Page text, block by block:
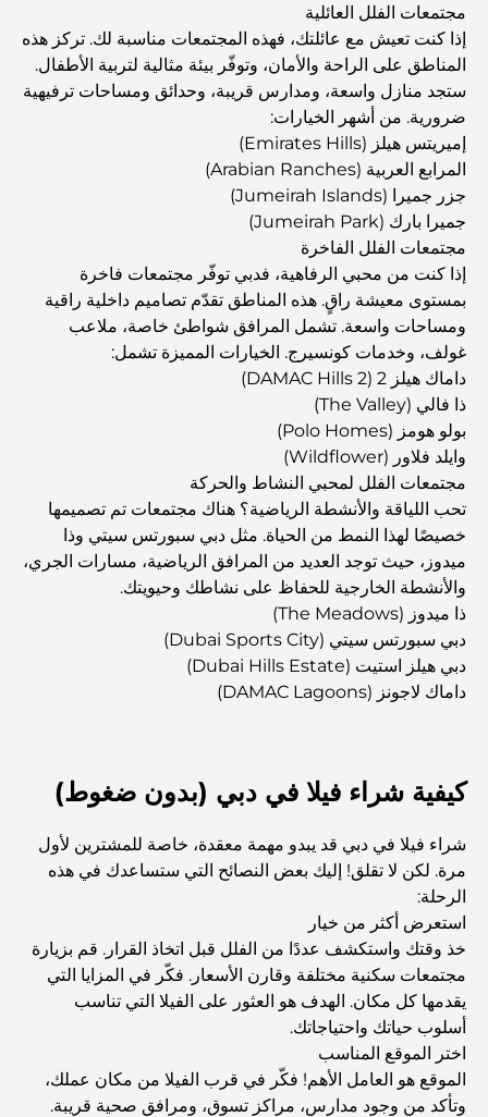
أفضل المدارس القريبة من داماك هيلز 2: دليل للعائلات
أفضل المطاعم الهندية في دبي: رحلة طهي
اكتشف ممشى نخلة جميرا: جولة بين الفخامة والإطلالات الخلابة
أفضل المناطق للسكن في دبي مع العائلة: اكتشف أفضل
الخيارات
فنادق الخمس نجوم في دبي: فخامة لا مثيل لها لكل مسافر
أشياء يمكنك القيام بها في وسط مدينة دبي: دليلك الشامل
أفضل أماكن الإفطار في دبي: أفضل 7 أماكن لا تُضاهى لتجربة
إفطار رمضاني لا يُنسى
المقاهي في منطقة الخليج التجاري: مزيج مثالي من القهوة
والمجتمع
مطاعم دبي الحائزة على نجمة ميشلان: جولة مغامرة لعشاق
الطعام
Global Competition
المقاهي في نخلة جميرا: دليل لأفضل أماكن القهوة وأسلوب
الحياة في الجزيرة
أفضل وجبات الإفطار في دبي: اختياراتي المفضلة لعام 2026
كيفية الحصول على قرض عقاري في دبي: الدليل الشامل
مجتمعات الفلل العائلية
إذا كنت تعيش مع عائلتك، فهذه المجتمعات مناسبة لك. تركز هذه
المناطق على الراحة والأمان، وتوفّر بيئة مثالية لتربية الأطفال.
ستجد منازل واسعة، ومدارس قريبة، وحدائق ومساحات ترفيهية
ضرورية. من أشهر الخيارات:
إميريتس هيلز (Emirates Hills)
المرابع العربية (Arabian Ranches)
جزر جميرا (Jumeirah Islands)
جميرا بارك (Jumeirah Park)
مجتمعات الفلل الفاخرة
إذا كنت من محبي الرفاهية، فدبي توفّر مجتمعات فاخرة
بمستوى معيشة راقٍ. هذه المناطق تقدّم تصاميم داخلية راقية
ومساحات واسعة. تشمل المرافق شواطئ خاصة، ملاعب
غولف، وخدمات كونسيرج. الخيارات المميزة تشمل:
داماك هيلز 2 (DAMAC Hills 2)
ذا فالي (The Valley)
بولو هومز (Polo Homes)
وايلد فلاور (Wildflower)
مجتمعات الفلل لمحبي النشاط والحركة
تحب اللياقة والأنشطة الرياضية؟ هناك مجتمعات تم تصميمها
خصيصًا لهذا النمط من الحياة. مثل دبي سبورتس سيتي وذا
ميدوز، حيث توجد العديد من المرافق الرياضية، مسارات الجري،
والأنشطة الخارجية للحفاظ على نشاطك وحيويتك.
ذا ميدوز (The Meadows)
دبي سبورتس سيتي (Dubai Sports City)
دبي هيلز استيت (Dubai Hills Estate)
داماك لاجونز (DAMAC Lagoons)
كيفية شراء فيلا في دبي (بدون ضغوط)
شراء فيلا في دبي قد يبدو مهمة معقدة، خاصة للمشترين لأول
مرة. لكن لا تقلق! إليك بعض النصائح التي ستساعدك في هذه
الرحلة:
استعرض أكثر من خيار
خذ وقتك واستكشف عددًا من الفلل قبل اتخاذ القرار. قم بزيارة
مجتمعات سكنية مختلفة وقارن الأسعار. فكّر في المزايا التي
يقدمها كل مكان. الهدف هو العثور على الفيلا التي تناسب
أسلوب حياتك واحتياجاتك.
اختر الموقع المناسب
الموقع هو العامل الأهم! فكّر في قرب الفيلا من مكان عملك،
وتأكد من وجود مدارس، مراكز تسوق، ومرافق صحية قريبة.